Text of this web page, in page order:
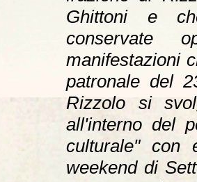
Ghittoni e
conservate
manifestazioni
patronale del
Rizzolo si
all'interno del
culturale" con
weekend di